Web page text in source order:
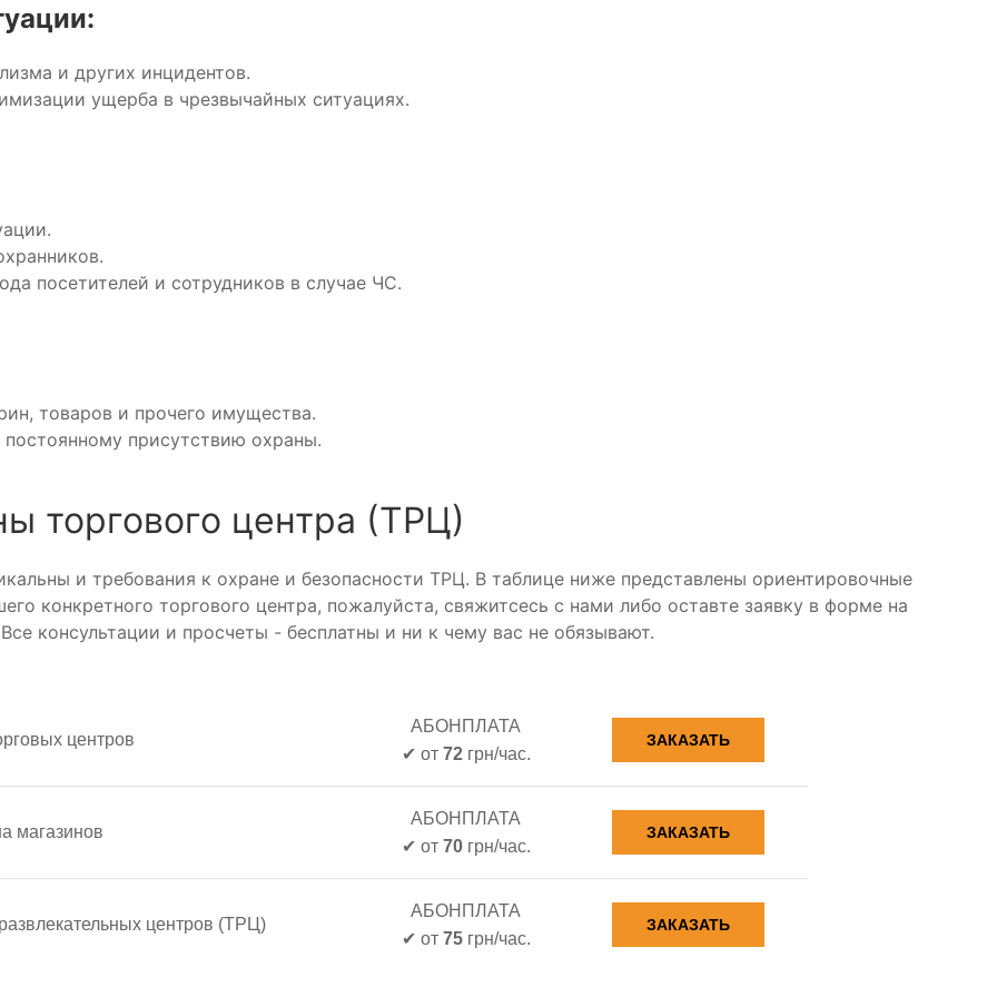
и других инцидентов.
ущерба в чрезвычайных ситуациях.
посетителей и сотрудников в случае ЧС.
товаров и прочего имущества.
присутствию охраны.
торгового центра (ТРЦ)
и требования к охране и безопасности ТРЦ. В таблице ниже представлены ориентировочные
конкретного торгового центра, пожалуйста, свяжитсесь с нами либо оставте заявку в форме на
консультации и просчеты - бесплатны и ни к чему вас не обязывают.
центров
АБОНПЛАТА
✔ от 72 грн/час.
ЗАКАЗАТЬ
магазинов
АБОНПЛАТА
✔ от 70 грн/час.
ЗАКАЗАТЬ
центров (ТРЦ)
АБОНПЛАТА
✔ от 75 грн/час.
ЗАКАЗАТЬ